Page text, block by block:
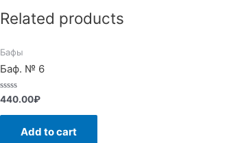
Related products
Бафы
Баф. № 6
Rated
out
440.00₽
Add to cart